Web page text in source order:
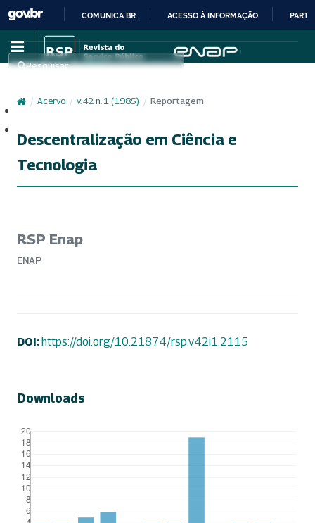
IR
PARA
CONTEÚDO
COMUNICA BR ACESSO À INFORMAÇÃO
Pesquisar
/ Acervo / v. 42 n. 1 (1985) / Reportagem
Descentralização em Ciência e
Tecnologia
RSP Enap
ENAP
DOI:https://doi.org/10.21874/rsp.v42i1.2115
Downloads